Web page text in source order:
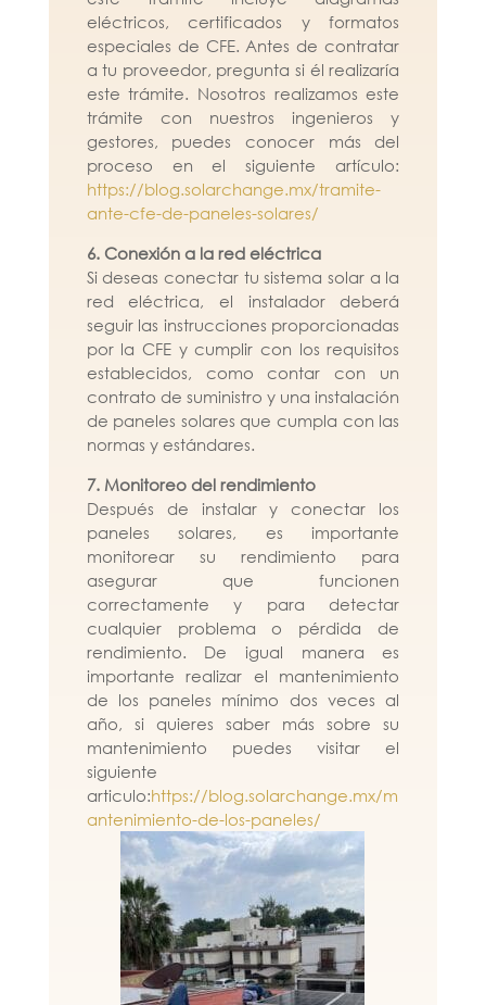
eléctricos, certificados y formatos
especiales de CFE. Antes de contratar
a tu proveedor, pregunta si él realizaría
este trámite. Nosotros realizamos este
trámite con nuestros ingenieros y
gestores, puedes conocer más del
proceso en el siguiente artículo:
https://blog.solarchange.mx/tramite-
ante-cfe-de-paneles-solares/
6. Conexión a la red eléctrica
Si deseas conectar tu sistema solar a la
red eléctrica, el instalador deberá
seguir las instrucciones proporcionadas
por la CFE y cumplir con los requisitos
establecidos, como contar con un
contrato de suministro y una instalación
de paneles solares que cumpla con las
normas y estándares.
7. Monitoreo del rendimiento
Después de instalar y conectar los
paneles solares, es importante
monitorear su rendimiento para
asegurar que funcionen
correctamente y para detectar
cualquier problema o pérdida de
rendimiento. De igual manera es
importante realizar el mantenimiento
de los paneles mínimo dos veces al
año, si quieres saber más sobre su
mantenimiento puedes visitar el
siguiente
articulo:https://blog.solarchange.mx/m
antenimiento-de-los-paneles/